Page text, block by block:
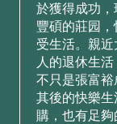
於獲得成功
豐碩的莊园
受⽣活。親
⼈的退休⽣
不只是張富
其後的快樂
購，也有⾜